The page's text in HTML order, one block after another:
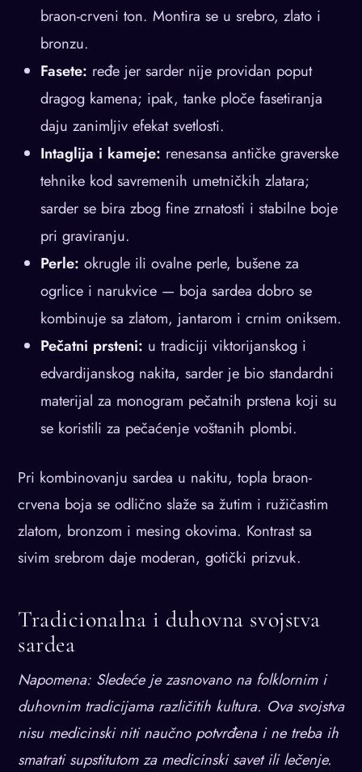
braon-crveni ton. Montira se u srebro, zlato i
bronzu.
Fasete: ređe jer sarder nije providan poput
dragog kamena; ipak, tanke ploče fasetiranja
daju zanimljiv efekat svetlosti.
Intaglija i kameje: renesansa antičke graverske
tehnike kod savremenih umetničkih zlatara;
sarder se bira zbog fine zrnatosti i stabilne boje
pri graviranju.
Perle: okrugle ili ovalne perle, bušene za
ogrlice i narukvice — boja sardea dobro se
kombinuje sa zlatom, jantarom i crnim oniksem.
Pečatni prsteni: u tradiciji viktorijanskog i
edvardijanskog nakita, sarder je bio standardni
materijal za monogram pečatnih prstena koji su
se koristili za pečaćenje voštanih plombi.
Pri kombinovanju sardea u nakitu, topla braon-
crvena boja se odlično slaže sa žutim i ružičastim
zlatom, bronzom i mesing okovima. Kontrast sa
sivim srebrom daje moderan, gotički prizvuk.
Tradicionalna i duhovna svojstva
sardea
Napomena: Sledeće je zasnovano na folklornim i
duhovnim tradicijama različitih kultura. Ova svojstva
nisu medicinski niti naučno potvrđena i ne treba ih
smatrati supstitutom za medicinski savet ili lečenje.